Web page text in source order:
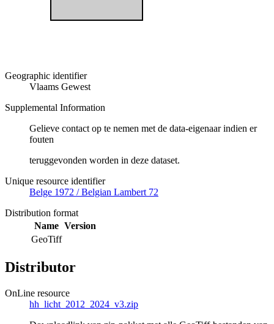
Geographic identifier
Vlaams Gewest
Supplemental Information
Gelieve contact op te nemen met de data-eigenaar indien er
fouten
teruggevonden worden in deze dataset.
Unique resource identifier
Belge 1972 / Belgian Lambert 72
Distribution format
Name Version
GeoTiff
Distributor
OnLine resource
hh_licht_2012_2024_v3.zip